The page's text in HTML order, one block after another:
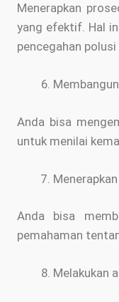
Menerapkan
yang efektif. Hal
pencegahan
Anda bisa
untuk menilai
Anda bisa
pemahaman
Melakukan